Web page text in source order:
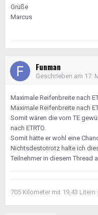
Grüße
Marcus
Funman
Geschrieben am 17.
Maximale Reifenbreite nach
Maximale Reifenbreite nach
Somit wären die vom TE
nach ETRTO.
Somit hätte er wohl eine
Nichtsdestotrotz halte ich
Teilnehmer in diesem Thread
705 Kilometer mit 19,43